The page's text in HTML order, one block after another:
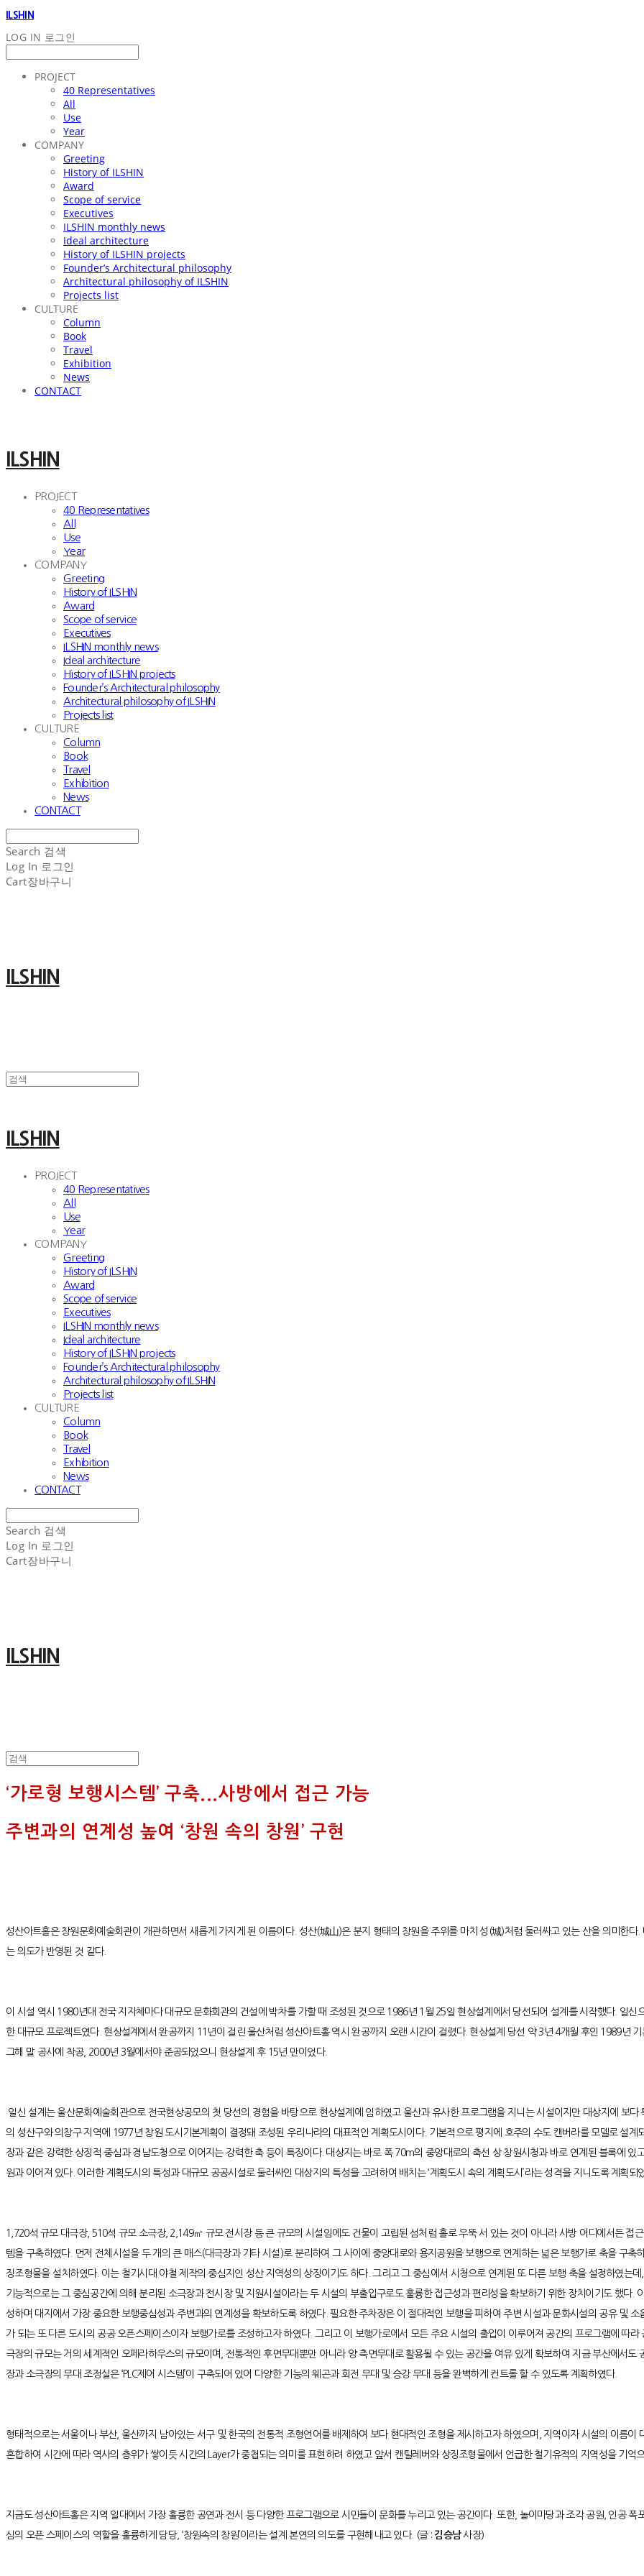
ILSHIN
LOG IN 로그인
PROJECT
40 Representatives
All
Use
Year
COMPANY
Greeting
History of ILSHIN
Award
Scope of service
Executives
ILSHIN monthly news
Ideal architecture
History of ILSHIN projects
Founder’s Architectural philosophy
Architectural philosophy of ILSHIN
Projects list
CULTURE
Column
Book
Travel
Exhibition
News
CONTACT
ILSHIN
PROJECT
40 Representatives
All
Use
Year
COMPANY
Greeting
History of ILSHIN
Award
Scope of service
Executives
ILSHIN monthly news
Ideal architecture
History of ILSHIN projects
Founder’s Architectural philosophy
Architectural philosophy of ILSHIN
Projects list
CULTURE
Column
Book
Travel
Exhibition
News
CONTACT
Search 검색
Log In 로그인
Cart장바구니
ILSHIN
ILSHIN
PROJECT
40 Representatives
All
Use
Year
COMPANY
Greeting
History of ILSHIN
Award
Scope of service
Executives
ILSHIN monthly news
Ideal architecture
History of ILSHIN projects
Founder’s Architectural philosophy
Architectural philosophy of ILSHIN
Projects list
CULTURE
Column
Book
Travel
Exhibition
News
CONTACT
Search 검색
Log In 로그인
Cart장바구니
ILSHIN
‘가로형 보행시스템’ 구축...사방에서 접근 가능
주변과의 연계성 높여 ‘창원 속의 창원’ 구현
성산아트홀은 창원문화예술회관이 개관하면서 새롭게 가지게 된 이름이다. 성산(城山)은 분지 형태의 창원을 주위를 마치 성(城)처럼 둘러싸고 있는 산을 의미한
는 의도가 반영된 것 같다.
이 시설 역시 1980년대 전국 지자체마다 대규모 문화회관의 건설에 박차를 가할 때 조성된 것으로 1986년 1월 25일 현상설계에서 당선되어 설계를 시작했다. 일
한 대규모 프로젝트였다. 현상설계에서 완공까지 11년이 걸린 울산처럼 성산아트홀 역시 완공까지 오랜 시간이 걸렸다. 현상설계 당선 약 3년 4개월 후인 1989년
그해 말 공사에 착공, 2000년 3월에서야 준공되었으니 현상설계 후 15년 만이었다.
일신 설계는 울산문화예술회관으로 전국현상공모의 첫 당선의 경험을 바탕으로 현상설계에 임하였고 울산과 유사한 프로그램을 지니는 시설이지만 대상지에 보
의 성산구와 의창구 지역에 1977년 창원 도시기본계획이 결정돼 조성된 우리나라의 대표적인 계획도시이다. 기본적으로 평지에 호주의 수도 캔버라를 모델로 설
장과 같은 강력한 상징적 중심과 경남도청으로 이어지는 강력한 축 등이 특징이다. 대상지는 바로 폭 70m의 중앙대로의 축선 상 창원시청과 바로 연계된 블록에
원과 이어져 있다. 이러한 계획도시의 특성과 대규모 공공시설로 둘러싸인 대상지의 특성을 고려하여 배치는 ‘계획도시 속의 계획도시’라는 성격을 지니도록 계획되
1,720석 규모 대극장, 510석 규모 소극장, 2,149㎡ 규모 전시장 등 큰 규모의 시설임에도 건물이 고립된 섬처럼 홀로 우뚝 서 있는 것이 아니라 사방 어디에서든 접
템을 구축하였다. 먼저 전체시설을 두 개의 큰 매스(대극장과 기타 시설)로 분리하여 그 사이에 중앙대로와 용지공원을 보행으로 연계하는 넓은 보행가로 축을 구
징조형물을 설치하였다. 이는 철기시대 야철 제작의 중심지인 성산 지역성의 상징이기도 하다. 그리고 그 중심에서 시청으로 연계된 또 다른 보행 축을 설정하였는
기능적으로는 그 중심공간에 의해 분리된 소극장과 전시장 및 지원시설이라는 두 시설의 부출입구로도 훌륭한 접근성과 편리성을 확보하기 위한 장치이기도 했다.
성하며 대지에서 가장 중요한 보행중심성과 주변과의 연계성을 확보하도록 하였다. 필요한 주차장은 이 절대적인 보행을 피하여 주변 시설과 문화시설의 공유 및
가 되는 또 다른 도시의 공공 오픈스페이스이자 보행가로를 조성하고자 하였다. 그리고 이 보행가로에서 모든 주요 시설의 출입이 이루어져 공간의 프로그램에 따
극장의 규모는 거의 세계적인 오페라하우스의 규모이며, 전통적인 후면무대뿐만 아니라 양 측면무대로 활용될 수 있는 공간을 여유 있게 확보하여 지금 부산에서
장과 소극장의 무대 조정실은 ‘PLC제어 시스템’이 구축되어 있어 다양한 기능의 웨곤과 회전 무대 및 승강 무대 등을 완벽하게 컨트롤 할 수 있도록 계획하였다.
형태적으로는 서울이나 부산, 울산까지 남아있는 서구 및 한국의 전통적 조형언어를 배제하여 보다 현대적인 조형을 제시하고자 하였으며, 지역이자 시설의 이름
혼합하여 시간에 따라 역사의 층위가 쌓이듯 시간의 Layer가 중첩되는 의미를 표현하려 하였고 앞서 캔틸레버와 상징조형물에서 언급한 철기유적의 지역성을 기억
지금도 성산아트홀은 지역 일대에서 가장 훌륭한 공연과 전시 등 다양한 프로그램으로 시민들이 문화를 누리고 있는 공간이다. 또한, 놀이마당과 조각 공원, 인공
심의 오픈 스페이스의 역할을 훌륭하게 담당, ‘창원속의 창원’이라는 설계 본연의 의도를 구현해내고 있다. (글 : 김승남사장)